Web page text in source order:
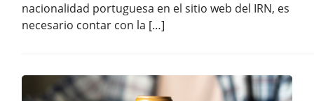
nacionalidad portuguesa en el sitio web del IRN, es
necesario contar con la […]